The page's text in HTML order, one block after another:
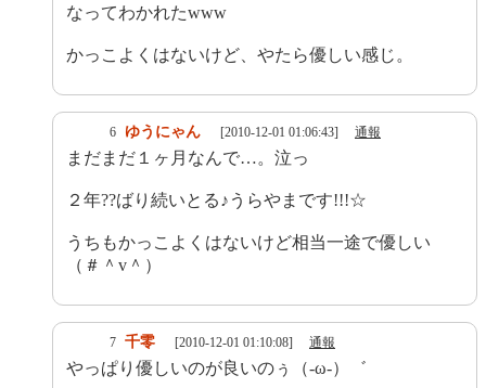
なってわかれたwww
かっこよくはないけど、やたら優しい感じ。
6 ゆうにゃん [2010-12-01 01:06:43] 通報
まだまだ１ヶ月なんで…。泣っ
２年??ばり続いとる♪うらやまです!!!☆
うちもかっこよくはないけど相当一途で優しい
（＃＾v＾）
7 千零 [2010-12-01 01:10:08] 通報
やっぱり優しいのが良いのぅ（‐ω‐）゛